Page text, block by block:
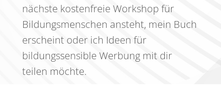
nächste kostenfreie Workshop für
Bildungsmenschen ansteht, mein Buch
erscheint oder ich Ideen für
bildungssensible Werbung mit dir
teilen möchte.